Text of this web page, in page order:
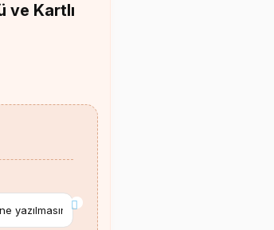
ve Kartlı
*